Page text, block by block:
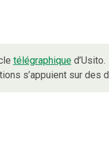
télégraphiqued’Usito.
s’appuient sur des